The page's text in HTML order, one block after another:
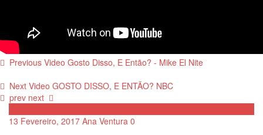
Previous Video Gosto Disso, E Então? - Mike El Nite
Next Video GOSTO DISSO, E ENTÃO? NBC
prev next
13 Fevereiro, 2017 Ana Ventura 0